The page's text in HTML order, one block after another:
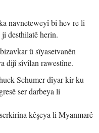
navneteweyî bi hev re li
desthilatê herin.
û sîyasetvanên
dijî sîvîlan rawestîne.
Schumer dîyar kir ku
ser darbeya li
kêşeya li Myanmarê